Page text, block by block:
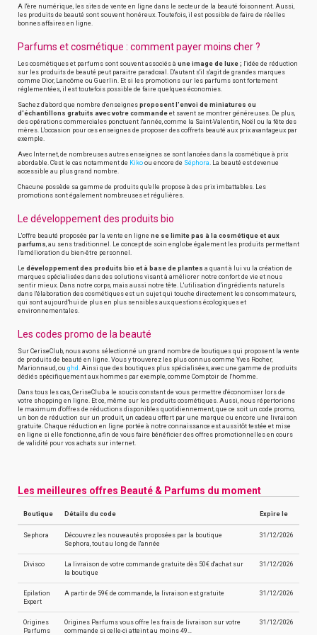
A l'ère numérique, les sites de vente en ligne dans le secteur de la beauté foisonnent. Aussi,
les produits de beauté sont souvent honéreux. Toutefois, il est possible de faire de réelles
bonnes affaires en ligne.
Parfums et cosmétique : comment payer moins cher ?
Les cosmétiques et parfums sont souvent associés à une image de luxe ; l'idée de réduction
sur les produits de beauté peut paraitre paradoxal. D'autant s'il s'agit de grandes marques
comme Dior, Lancôme ou Guerlin. Et si les promotions sur les parfums sont fortement
réglementées, il est toutefois possible de faire quelques économies.
Sachez d'abord que nombre d'enseignes proposent l'envoi de miniatures ou
d'échantillons gratuits avec votre commande et savent se montrer généreuses. De plus,
des opérations commerciales ponctuent l'année, comme la Saint-Valentin, Noël ou la fête des
mères. L'occasion pour ces enseignes de proposer des coffrets beauté aux prix avantageux par
exemple.
Avec Internet, de nombreuses autres enseignes se sont lancées dans la cosmétique à prix
abordable. C'est le cas notamment de Kiko ou encore de Séphora. La beauté est devenue
accessible au plus grand nombre.
Chacune possède sa gamme de produits qu'elle propose à des prix imbattables. Les
promotions sont également nombreuses et régulières.
Le développement des produits bio
L'offre beauté proposée par la vente en ligne ne se limite pas à la cosmétique et aux
parfums, au sens traditionnel. Le concept de soin englobe également les produits permettant
l'amélioration du bien-être personnel.
Le développement des produits bio et à base de plantes a quant à lui vu la création de
marques spécialisées dans des solutions visant à améliorer notre confort de vie et nous
sentir mieux. Dans notre corps, mais aussi notre tête. L'utilisation d'ingrédients naturels
dans l'élaboration des cosmétiques est un sujet qui touche directement les consommateurs,
qui sont aujourd'hui de plus en plus sensibles aux questions écologiques et
environnementales.
Les codes promo de la beauté
Sur CeriseClub, nous avons sélectionné un grand nombre de boutiques qui proposent la vente
de produits de beauté en ligne. Vous y trouverez les plus connus comme Yves Rocher,
Marionnaud, ou ghd. Ainsi que des boutiques plus spécialisées, avec une gamme de produits
dédiés spécifiquement aux hommes par exemple, comme Comptoir de l'homme.
Dans tous les cas, CeriseClub a le soucis constant de vous permettre d'économiser lors de
votre shopping en ligne. Et ce, même sur les produits cosmétiques. Aussi, nous répertorions
le maximum d'offres de réductions disponibles quotidiennement, que ce soit un code promo,
un bon de réduction sur un produit, un cadeau offert par une marque ou encore une livraison
gratuite. Chaque réduction en ligne portée à notre connaissance est aussitôt testée et mise
en ligne si elle fonctionne, afin de vous faire bénéficier des offres promotionnelles en cours
de validité pour vos achats sur internet.
Les meilleures offres Beauté & Parfums du moment
Boutique Détails du code Expire le
Sephora
Découvrez les nouveautés proposées par la boutique
Sephora, tout au long de l'année
31/12/2026
Divisco
La livraison de votre commande gratuite dès 50€ d'achat sur
la boutique
31/12/2026
Epilation
Expert
A partir de 59€ de commande, la livraison est gratuite 31/12/2026
Origines
Parfums
Origines Parfums vous offre les frais de livraison sur votre
commande si celle-ci atteint au moins 49…
31/12/2026